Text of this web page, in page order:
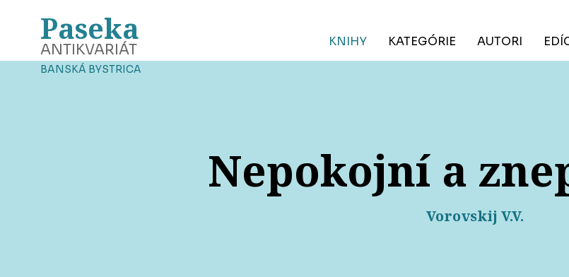
Paseka
ANTIKVARIÁT
BANSKÁ BYSTRICA
KNIHY KATEGÓRIE AUTORI
Nepokojní a
Vorovskij V.V.